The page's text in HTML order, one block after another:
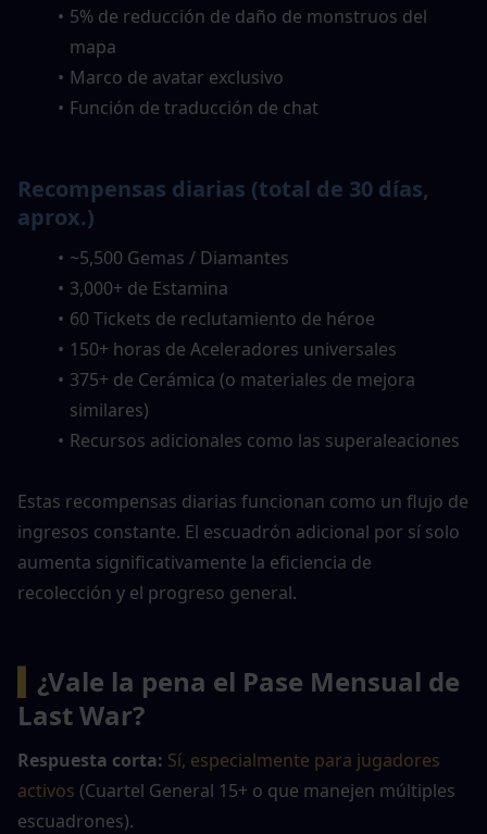
5% de reducción de daño de monstruos del
mapa
Marco de avatar exclusivo
Función de traducción de chat
Recompensas diarias (total de 30 días,
aprox.)
~5,500 Gemas / Diamantes
3,000+ de Estamina
60 Tickets de reclutamiento de héroe
150+ horas de Aceleradores universales
375+ de Cerámica (o materiales de mejora
similares)
Recursos adicionales como las superaleaciones
Estas recompensas diarias funcionan como un flujo de
ingresos constante. El escuadrón adicional por sí solo
aumenta significativamente la eficiencia de
recolección y el progreso general.
¿Vale la pena el Pase Mensual de
Last War?
Respuesta corta: Sí, especialmente para jugadores
activos (Cuartel General 15+ o que manejen múltiples
escuadrones).